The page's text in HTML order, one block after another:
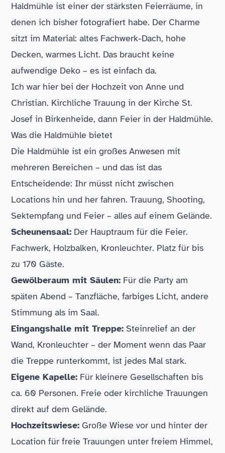
Haldmühle ist einer der stärksten Feierräume, in
denen ich bisher fotografiert habe. Der Charme
sitzt im Material: altes Fachwerk-Dach, hohe
Decken, warmes Licht. Das braucht keine
aufwendige Deko – es ist einfach da.
Ich war hier bei der Hochzeit von Anne und
Christian. Kirchliche Trauung in der Kirche St.
Josef in Birkenheide, dann Feier in der Haldmühle.
Was die Haldmühle bietet
Die Haldmühle ist ein großes Anwesen mit
mehreren Bereichen – und das ist das
Entscheidende: Ihr müsst nicht zwischen
Locations hin und her fahren. Trauung, Shooting,
Sektempfang und Feier – alles auf einem Gelände.
Scheunensaal: Der Hauptraum für die Feier.
Fachwerk, Holzbalken, Kronleuchter. Platz für bis
zu 170 Gäste.
Gewölberaum mit Säulen: Für die Party am
späten Abend – Tanzfläche, farbiges Licht, andere
Stimmung als im Saal.
Eingangshalle mit Treppe: Steinrelief an der
Wand, Kronleuchter – der Moment wenn das Paar
die Treppe runterkommt, ist jedes Mal stark.
Eigene Kapelle: Für kleinere Gesellschaften bis
ca. 60 Personen. Freie oder kirchliche Trauungen
direkt auf dem Gelände.
Hochzeitswiese: Große Wiese vor und hinter der
Location für freie Trauungen unter freiem Himmel,